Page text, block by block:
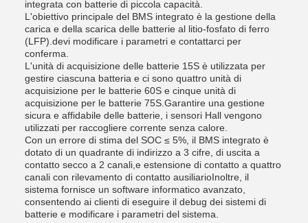
integrata con batterie di piccola capacità.
L'obiettivo principale del BMS integrato è la gestione della
carica e della scarica delle batterie al litio-fosfato di ferro
(LFP).devi modificare i parametri e contattarci per
conferma.
L'unità di acquisizione delle batterie 15S è utilizzata per
gestire ciascuna batteria e ci sono quattro unità di
acquisizione per le batterie 60S e cinque unità di
acquisizione per le batterie 75S.Garantire una gestione
sicura e affidabile delle batterie, i sensori Hall vengono
utilizzati per raccogliere corrente senza calore.
Con un errore di stima del SOC ≤ 5%, il BMS integrato è
dotato di un quadrante di indirizzo a 3 cifre, di uscita a
contatto secco a 2 canali,e estensione di contatto a quattro
canali con rilevamento di contatto ausiliarioInoltre, il
sistema fornisce un software informatico avanzato,
consentendo ai clienti di eseguire il debug dei sistemi di
batterie e modificare i parametri del sistema.